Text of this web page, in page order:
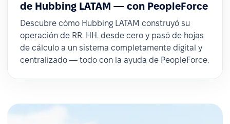
de Hubbing LATAM — con PeopleForce
Descubre cómo Hubbing LATAM construyó su
operación de RR. HH. desde cero y pasó de hojas
de cálculo a un sistema completamente digital y
centralizado — todo con la ayuda de PeopleForce.